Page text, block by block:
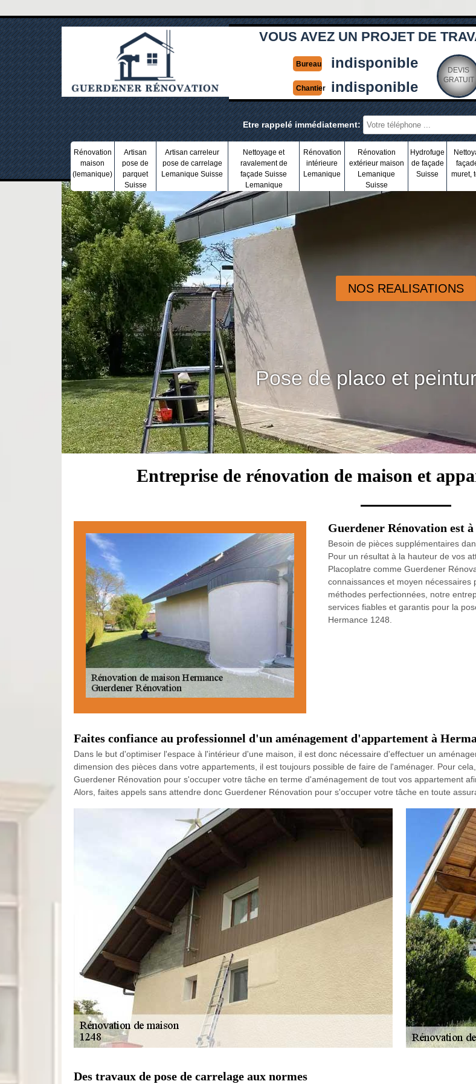
VOUS AVEZ UN PROJET DE
Bureau indisponible
Chantier indisponible
DEVIS
GRATUIT
Etre rappelé immédiatement:
Rénovation
maison
(lemanique)
Artisan
pose de
parquet
Suisse
Artisan carreleur
pose de carrelage
Lemanique Suisse
Nettoyage et
ravalement de
façade Suisse
Lemanique
Rénovation
intérieure
Lemanique
Rénovation
extérieur maison
Lemanique
Suisse
Hydrofuge
de façade
Suisse
muret,
NOS REALISATIONS
Pose de placo et
Entreprise de rénovation de maison et
Guerdener Rénovation est
Besoin de pièces supplémentaires
Pour un résultat à la hauteur de vos
Placoplatre comme Guerdener
connaissances et moyen nécessaires
méthodes perfectionnées, notre
services fiables et garantis pour la
Hermance 1248.
Faites confiance au professionnel d'un aménagement d'appartement à
Dans le but d'optimiser l'espace à l'intérieur d'une maison, il est donc nécessaire d'effectuer un
dimension des pièces dans votre appartements, il est toujours possible de faire de l'aménager. Pour
Guerdener Rénovation pour s'occuper votre tâche en terme d'aménagement de tout vos appartement
Alors, faites appels sans attendre donc Guerdener Rénovation pour s'occuper votre tâche en toute
Des travaux de pose de carrelage aux normes